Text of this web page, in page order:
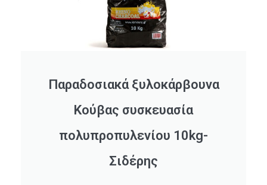
Παραδοσιακά ξυλοκάρβουνα
Κούβας συσκευασία
πολυπροπυλενίου 10kg-
Σιδέρης